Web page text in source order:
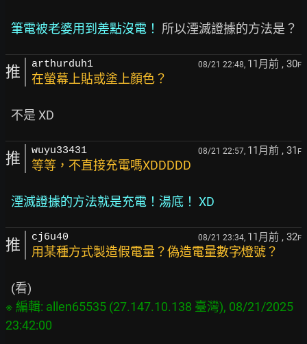
筆電被老婆用到差點沒電！
推 arthurduh1 08/21 22:48, 11月前 , 30F
在螢幕上貼或塗上顏色？
推 wuyu33431 08/21 22:57, 11月前 , 31 F
等等，不直接充電嗎XDDDDD
湮滅證據的方法就是充電！湯底！ XD
推 cj6u40 08/21 23:34, 11月前 , 32F
用某種方式製造假電量？偽造電量數字∕燈號？
※ 編輯: allen65535 (27.147.10.138 臺灣), 08/21/2025